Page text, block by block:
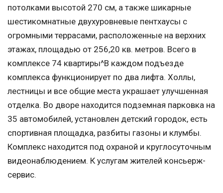
потолками высотой 270 см, а также шикарные
шестикомнатные двухуровневые пентхаусы с
огромными террасами, расположенные на верхних
этажах, площадью от 256,20 кв. метров. Всего в
комплексе 74 квартиры^В каждом подъезде
комплекса функционирует по два лифта. Холлы,
лестницы и все общие места украшает улучшенная
отделка. Во дворе находится подземная парковка на
35 автомобилей, установлен детский городок, есть
спортивная площадка, разбиты газоны и клумбы.
Комплекс находится под охраной и круглосуточным
видеонаблюдением. К услугам жителей консьерж-
сервис.